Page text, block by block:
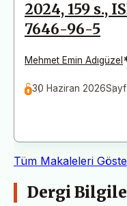
2024, 159 s.,
7646-96-5
Mehmet Emin Adıgüzel
30 Haziran 2026
Tüm Makaleleri
Dergi